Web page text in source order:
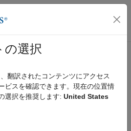
ナビゲーション メ
,
,
の選択
翻訳されたコンテンツにアクセス
ビスを確認できます。現在の位置情
選択を推奨します: United States